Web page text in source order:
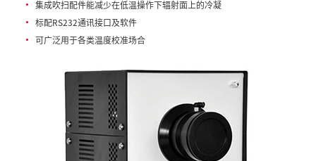
集成吹扫配件能减少在低温操作下辐射面上的冷凝
标配RS232通讯接口及软件
可广泛用于各类温度校准场合